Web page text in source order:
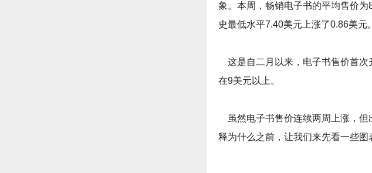
象。本周，畅销电子书的平均售价
史最低水平7.40美元上涨了0.86美元。
这是自二月以来，电子书售价首次
在9美元以上。
虽然电子书售价连续两周上涨，但
释为什么之前，让我们来先看一些图